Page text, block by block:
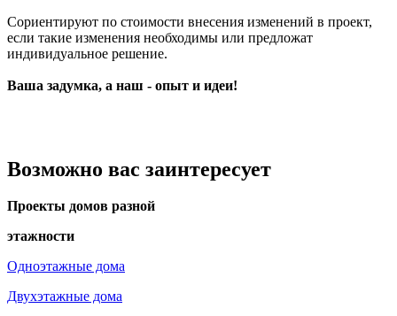
Сориентируют по стоимости внесения изменений в проект,
если такие изменения необходимы или предложат
индивидуальное решение.
Ваша задумка, а наш - опыт и идеи!
Возможно вас заинтересует
Проекты домов разной
этажности
Одноэтажные дома
Двухэтажные дома